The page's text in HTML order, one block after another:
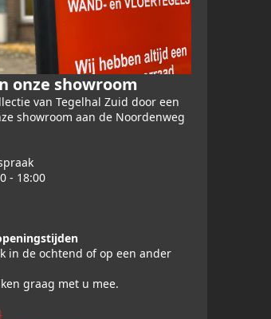
onze showroom
van Tegelhal Zuid door een
showroom aan de Noordenweg
- 18:00
in de ochtend of op een ander
graag met u mee.